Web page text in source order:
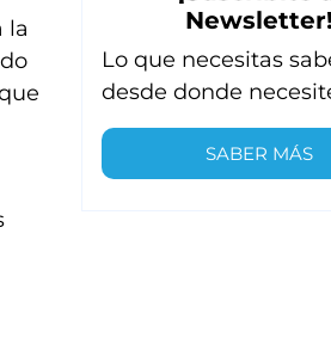
la
Newsletter!
Lo que necesitas
desde donde
SABER MÁS